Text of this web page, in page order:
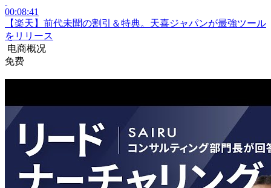
00:08:41
【楽天】前代未聞の割引＆特典。天喜ジャパンが最強ツール
をリリース
电商概况
免费